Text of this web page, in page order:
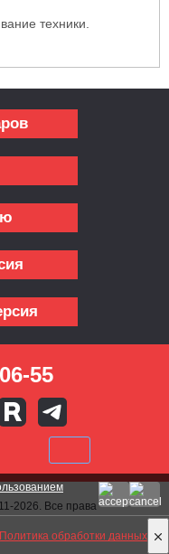
техники.
55
2026. Все права
Политика обработки данных